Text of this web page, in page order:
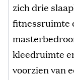
zich drie
fitnessruimte
kleedruimte
voorzien van